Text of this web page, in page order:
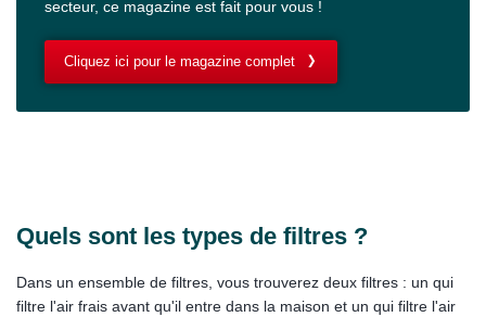
secteur, ce magazine est fait pour vous !
Cliquez ici pour le magazine complet
Quels sont les types de filtres ?
Dans un ensemble de filtres, vous trouverez deux filtres : un qui
filtre l'air frais avant qu'il entre dans la maison et un qui filtre l'air